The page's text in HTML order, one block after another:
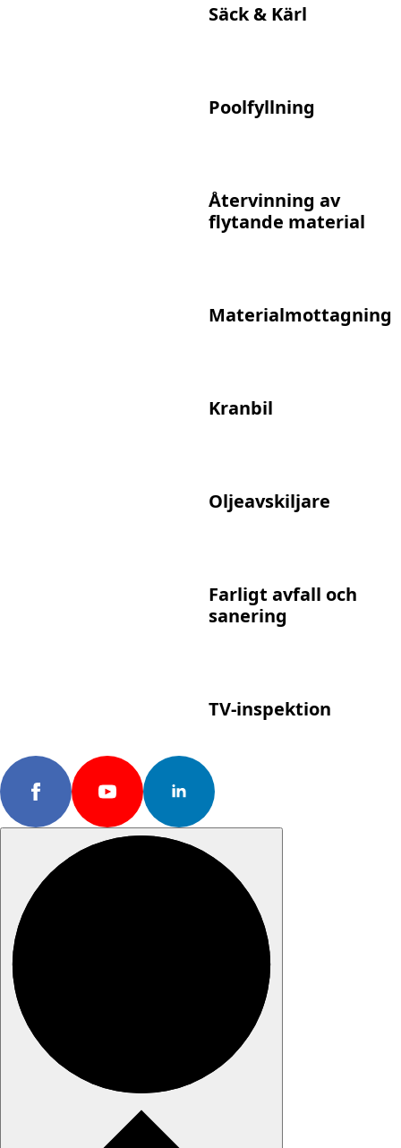
Säck & Kärl
Poolfyllning
Återvinning av
flytande material
Materialmottagning
Kranbil
Oljeavskiljare
Farligt avfall och
sanering
TV-inspektion